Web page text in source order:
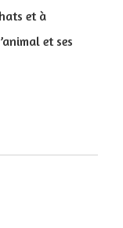
et à
et ses